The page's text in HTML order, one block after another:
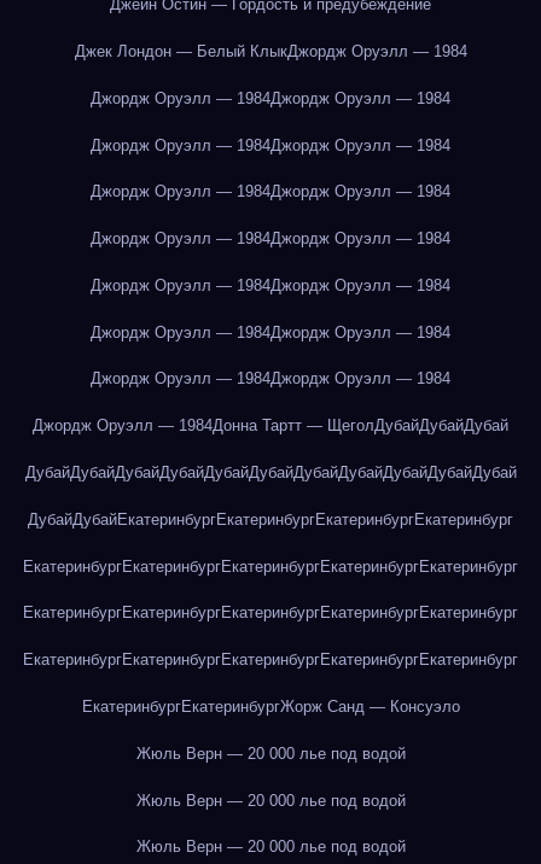
Джейн Остин — Гордость и предубеждение
Джек Лондон — Белый КлыкДжордж Оруэлл — 1984
Джордж Оруэлл — 1984Джордж Оруэлл — 1984
Джордж Оруэлл — 1984Джордж Оруэлл — 1984
Джордж Оруэлл — 1984Джордж Оруэлл — 1984
Джордж Оруэлл — 1984Джордж Оруэлл — 1984
Джордж Оруэлл — 1984Джордж Оруэлл — 1984
Джордж Оруэлл — 1984Джордж Оруэлл — 1984
Джордж Оруэлл — 1984Джордж Оруэлл — 1984
Джордж Оруэлл — 1984Донна Тартт — ЩеголДубайДубайДубай
ДубайДубайДубайДубайДубайДубайДубайДубайДубайДубайДубай
ДубайДубайЕкатеринбургЕкатеринбургЕкатеринбургЕкатеринбург
ЕкатеринбургЕкатеринбургЕкатеринбургЕкатеринбургЕкатеринбург
ЕкатеринбургЕкатеринбургЕкатеринбургЕкатеринбургЕкатеринбург
ЕкатеринбургЕкатеринбургЕкатеринбургЕкатеринбургЕкатеринбург
ЕкатеринбургЕкатеринбургЖорж Санд — Консуэло
Жюль Верн — 20 000 лье под водой
Жюль Верн — 20 000 лье под водой
Жюль Верн — 20 000 лье под водой